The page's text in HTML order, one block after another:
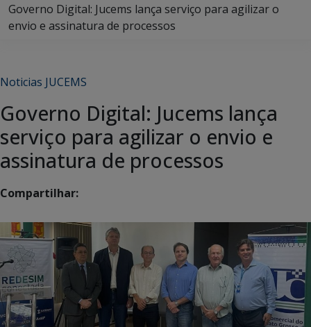
Governo Digital: Jucems lança serviço para agilizar o
envio e assinatura de processos
Noticias JUCEMS
Governo Digital: Jucems lança
serviço para agilizar o envio e
assinatura de processos
Compartilhar: